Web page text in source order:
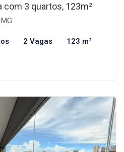
com 3 quartos, 123m²
2 Vagas 123 m²